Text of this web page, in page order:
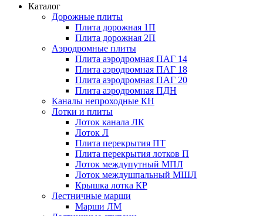
Каталог
Дорожные плиты
Плита дорожная 1П
Плита дорожная 2П
Аэродромные плиты
Плита аэродромная ПАГ 14
Плита аэродромная ПАГ 18
Плита аэродромная ПАГ 20
Плита аэродромная ПДН
Каналы непроходные КН
Лотки и плиты
Лоток канала ЛК
Лоток Л
Плита перекрытия ПТ
Плита перекрытия лотков П
Лоток междупутный МПЛ
Лоток междушпальный МШЛ
Крышка лотка КР
Лестничные марши
Марши ЛМ